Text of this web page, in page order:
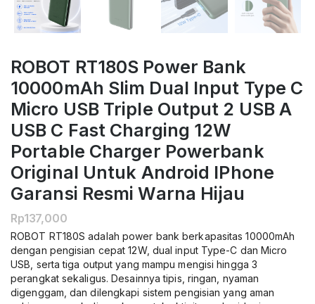
ROBOT RT180S Power Bank
10000mAh Slim Dual Input Type C
Micro USB Triple Output 2 USB A
USB C Fast Charging 12W
Portable Charger Powerbank
Original Untuk Android IPhone
Garansi Resmi Warna Hijau
Rp137,000
ROBOT RT180S adalah power bank berkapasitas 10000mAh
dengan pengisian cepat 12W, dual input Type-C dan Micro
USB, serta tiga output yang mampu mengisi hingga 3
perangkat sekaligus. Desainnya tipis, ringan, nyaman
digenggam, dan dilengkapi sistem pengisian yang aman